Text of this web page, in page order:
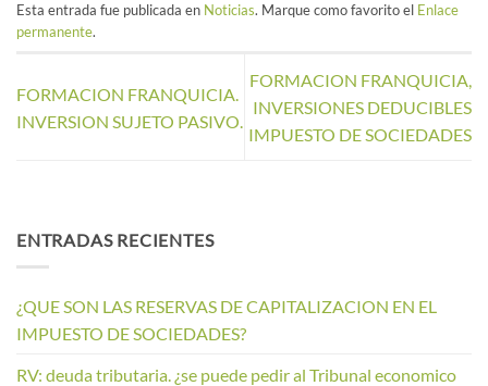
Esta entrada fue publicada en Noticias. Marque como favorito el Enlace
permanente.
FORMACION FRANQUICIA.
INVERSION SUJETO PASIVO.
FORMACION FRANQUICIA,
INVERSIONES DEDUCIBLES
IMPUESTO DE SOCIEDADES
ENTRADAS RECIENTES
¿QUE SON LAS RESERVAS DE CAPITALIZACION EN EL
IMPUESTO DE SOCIEDADES?
RV: deuda tributaria. ¿se puede pedir al Tribunal economico